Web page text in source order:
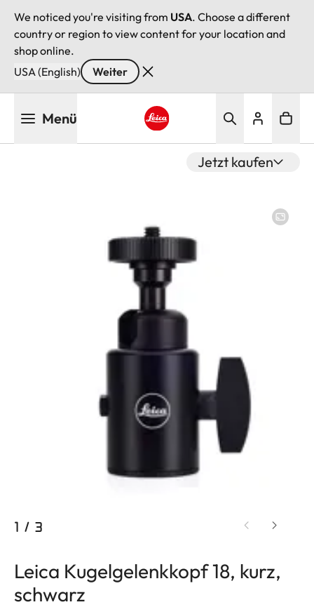
We noticed you're visiting from USA. Choose a different
country or region to view content for your location and
shop online.
USA (English)
Weiter
Menü
Jetzt kaufen
1 / 3
Leica Kugelgelenkkopf 18, kurz,
schwarz